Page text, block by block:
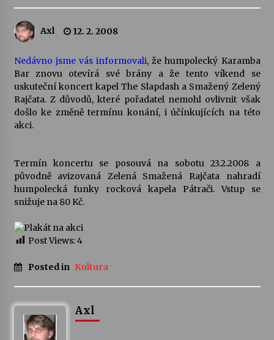
Veselí muzikanti
Pozvánka na integrační festival Quijotova
šedesátka: 28. 7.–1. 8. 2026
28. 7. 2026
28. 7. 2026
22. 7. 2026
Vysočinka
17. 7. 2026
Axl 12. 2. 2008
Nedávno jsme vás informovali, že humpolecký Karamba
Bar znovu otevírá své brány a že tento víkend se
uskuteční koncert kapel The Slapdash a Smažený Zelený
Rajčata. Z důvodů, které pořadatel nemohl ovlivnit však
došlo ke změně termínu konání, i účínkujících na této
akci.
Termín koncertu se posouvá na sobotu 23.2.2008 a
původně avizovaná Zelená Smažená Rajčata nahradí
humpolecká funky rocková kapela Pátrači. Vstup se
snižuje na 80 Kč.
Post Views:4
Posted in Kultura
Axl